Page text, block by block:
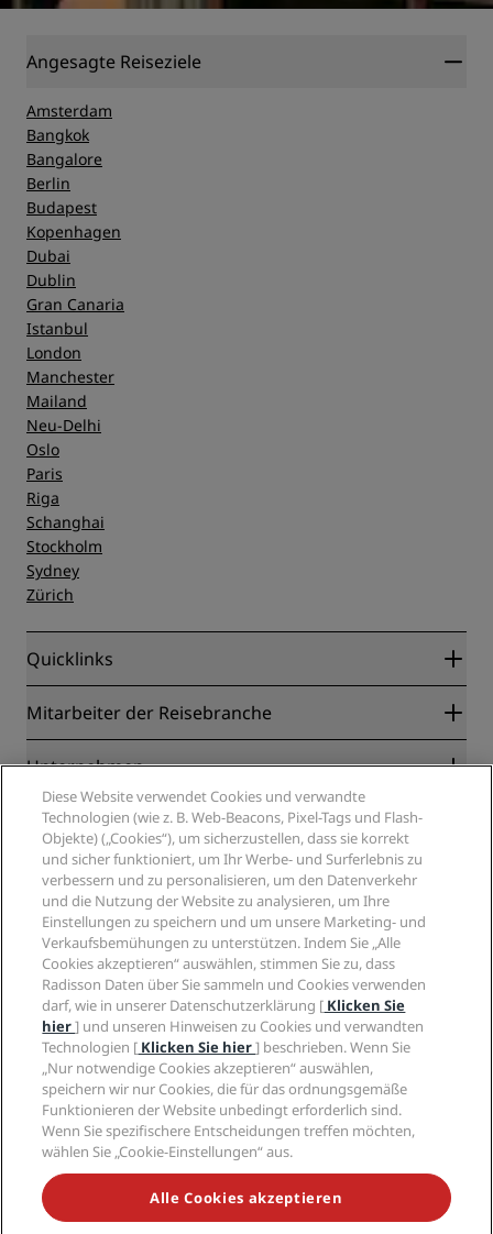
Angesagte Reiseziele
Amsterdam
Bangkok
Bangalore
Berlin
Budapest
Kopenhagen
Dubai
Dublin
Gran Canaria
Istanbul
London
Manchester
Mailand
Neu-Delhi
Oslo
Paris
Riga
Schanghai
Stockholm
Sydney
Zürich
Quicklinks
Radisson Rewards
Blog
Neue und aufstrebende Hotels
Radisson Hotels APP
„Sports Approved“-Hotels
Familienfreundliche Hotels
Gesundheit & Sicherheit
Mitarbeiter der Reisebranche
Partner
Reisebüros
Unternehmen
Radisson Hotel Group
Medien
Karriere RHG
Karriere PPHE
Karrieren EHL
The Club by RHG
Entwicklungsmöglichkeiten
Responsible Business – Unser Engagement
Einkauf
Rechtliches
Privacy Centre
Rechtliche Hinweise
Radisson Rewards Geschäftsbedingungen
Website-Nutzungsvereinbarung
Digitale Barrierefreiheit
Moderne Sklaverei – Erklärung
Hilfe
Verbrauchermeldungen
Kontakt
FAQ
Inhaltsübersicht
Soziale Medien
Marken von Radisson Hotels
VERPASSEN SIE NIEMALS UNSERE BELIEBTESTEN
ANGEBOTE
Diese Website verwendet Cookies und verwandte
Technologien (wie z. B. Web-Beacons, Pixel-Tags und Flash-
Objekte) („Cookies“), um sicherzustellen, dass sie korrekt
und sicher funktioniert, um Ihr Werbe- und Surferlebnis zu
verbessern und zu personalisieren, um den Datenverkehr
und die Nutzung der Website zu analysieren, um Ihre
Einstellungen zu speichern und um unsere Marketing- und
Verkaufsbemühungen zu unterstützen. Indem Sie „Alle
Cookies akzeptieren“ auswählen, stimmen Sie zu, dass
Radisson Daten über Sie sammeln und Cookies verwenden
darf, wie in unserer Datenschutzerklärung [ Klicken Sie
hier] und unseren Hinweisen zu Cookies und verwandten
Technologien [ Klicken Sie hier] beschrieben. Wenn Sie
„Nur notwendige Cookies akzeptieren“ auswählen,
speichern wir nur Cookies, die für das ordnungsgemäße
Funktionieren der Website unbedingt erforderlich sind.
Wenn Sie spezifischere Entscheidungen treffen möchten,
wählen Sie „Cookie-Einstellungen“ aus.
Alle Cookies akzeptieren